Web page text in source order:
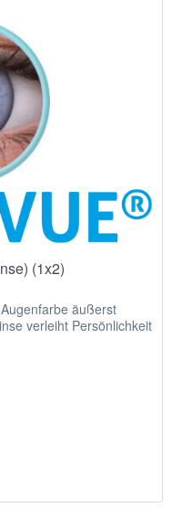
(1x2)
äußerst
verleiht Persönlichkeit